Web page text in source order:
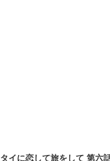
タイに恋して旅をして 第六